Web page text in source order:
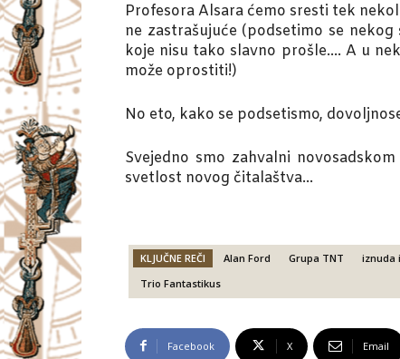
Profesora Alsara ćemo sresti tek
ne zastrašujuće (podsetimo se
koje nisu tako slavno prošle…. A u
može oprostiti!)
No eto, kako se podsetismo,
Svejedno smo zahvalni
svetlost novog čitalaštva…
KLJUČNE REČI Alan Ford Grupa TNT iznuda
Trio Fantastikus
Facebook X Email